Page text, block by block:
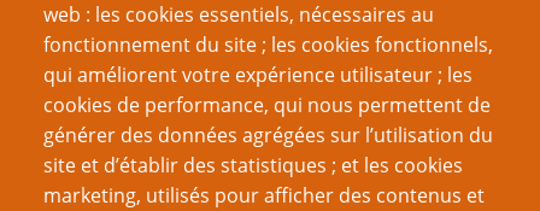
Article original :Law & Enforcement in Imaginary Realms:
The Force of Law
Note
web : les cookies essentiels, nécessaires au
fonctionnement du site ; les cookies fonctionnels,
qui améliorent votre expérience utilisateur ; les
cookies de performance, qui nous permettent de
générer des données agrégées sur l’utilisation du
site et d’établir des statistiques ; et les cookies
marketing, utilisés pour afficher des contenus et